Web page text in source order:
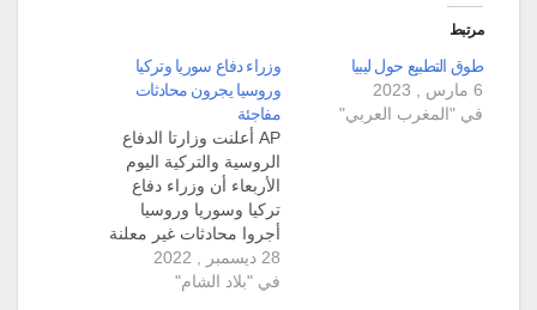
مرتبط
طوق التطبيع حول ليبيا
6 مارس , 2023
في "المغرب العربي"
وزراء دفاع سوريا وتركيا
وروسيا يجرون محادثات
مفاجئة
AP أعلنت وزارتا الدفاع
الروسية والتركية اليوم
الأربعاء أن وزراء دفاع
تركيا وسوريا وروسيا
أجروا محادثات غير معلنة
مسبقاً في موسكو. ويعتبر
هذا الاجتماع الأول بين
28 ديسمبر , 2022
في "بلاد الشام"